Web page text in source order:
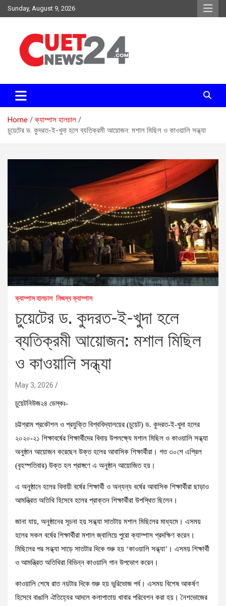
Skip
to
Sunday, August 9, 2026
চুয়েট নিউজ২৪
Home
ক্যাম্পাস হালচাল
চুয়েটের ড. কুদরত-ই-খুদা হলে ব্যতিক্রমী আয়োজন: মশাল মিছিল ও কাওয়ালি সন্ধ্যা
ক্যাম্পাস হালচাল নিজস্ব ক্যাম্পাস
চুয়েটের ড. কুদরত-ই-খুদা হলে
ব্যতিক্রমী আয়োজন: মশাল মিছিল
ও কাওয়ালি সন্ধ্যা
May 3, 2026
চুয়েটনিউজ২৪ ডেস্কঃ-
চট্টগ্রাম প্রকৌশল ও প্রযুক্তি বিশ্ববিদ্যালয়ের (চুয়েট) ড. কুদরত-ই-খুদা হলের
২০২০-২১ শিক্ষাবর্ষের শিক্ষার্থীদের বিদায় উপলক্ষ্যে মশাল মিছিল ও কাওয়ালি সন্ধ্যা
অনুষ্ঠান আয়োজন করেছেন উক্ত হলের আবাসিক শিক্ষার্থীরা। গত ৩০শে এপ্রিল
(বৃহস্পতিবার) উক্ত হল প্রাঙ্গণে এ অনুষ্ঠান আয়োজিত হয়।
এ অনুষ্ঠানে হলের বিদায়ী বর্ষের শিক্ষার্থী ও অন্যন্য বর্ষের আবাসিক শিক্ষার্থীরা ছাড়াও
আমন্ত্রিত অতিথি হিসেবে হলের প্রাক্তন শিক্ষার্থীরা উপস্থিত ছিলেন।
জানা যায়, অনুষ্ঠানের সূচনা হয় সন্ধ্যা সাতটায় মশাল মিছিলের মাধ্যমে। এসময়
হলের সকল বর্ষের শিক্ষার্থীরা মশাল জ্বালিয়ে পুরো ক্যাম্পাস প্রদক্ষিণ করেন।
মিছিলের পর সন্ধ্যা সাড়ে সাতটার দিকে শুরু হয় ‘কাওয়ালি সন্ধ্যা’। এসময় শিক্ষার্থী
ও আমন্ত্রিত অতিথিরা বিভিন্ন কাওয়ালি গান উপভোগ করেন।
কাওয়ালি শেষে রাত নয়টার দিকে শুরু হয় ভুরিভোজ পর্ব। এসময় বিশেষ আকর্ষণ
হিসেবে বাঙালি ঐতিহ্যের আদলে কলাপাতায় খাবার পরিবেশন করা হয়। নৈশভোজের